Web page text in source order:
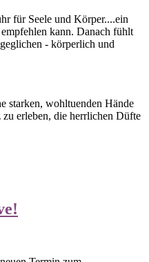
für Seele und Körper....ein
kann. Danach fühlt
- körperlich und
starken, wohltuenden Hände
erleben, die herrlichen Düfte